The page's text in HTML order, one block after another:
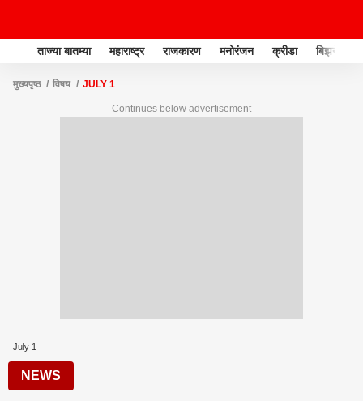
ताज्या बातम्या महाराष्ट्र राजकारण मनोरंजन क्रीडा बिझनेस
मुख्यपृष्ठ विषय JULY 1
Continues below advertisement
July 1
NEWS